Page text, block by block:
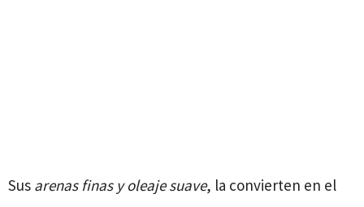
Sus arenas finas y oleaje suave, la convierten en el